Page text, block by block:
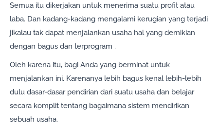
Semua itu dikerjakan untuk menerima suatu profit atau
laba. Dan kadang-kadang mengalami kerugian yang terjadi
jikalau tak dapat menjalankan usaha hal yang demikian
dengan bagus dan terprogram .
Oleh karena itu, bagi Anda yang berminat untuk
menjalankan ini. Karenanya lebih bagus kenal lebih-lebih
dulu dasar-dasar pendirian dari suatu usaha dan belajar
secara komplit tentang bagaimana sistem mendirikan
sebuah usaha.